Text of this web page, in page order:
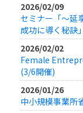
2026/02/09
セミナー「～延
成功に導く秘訣
2026/02/02
Female
(3/6開催)
2026/01/26
中小規模事業所